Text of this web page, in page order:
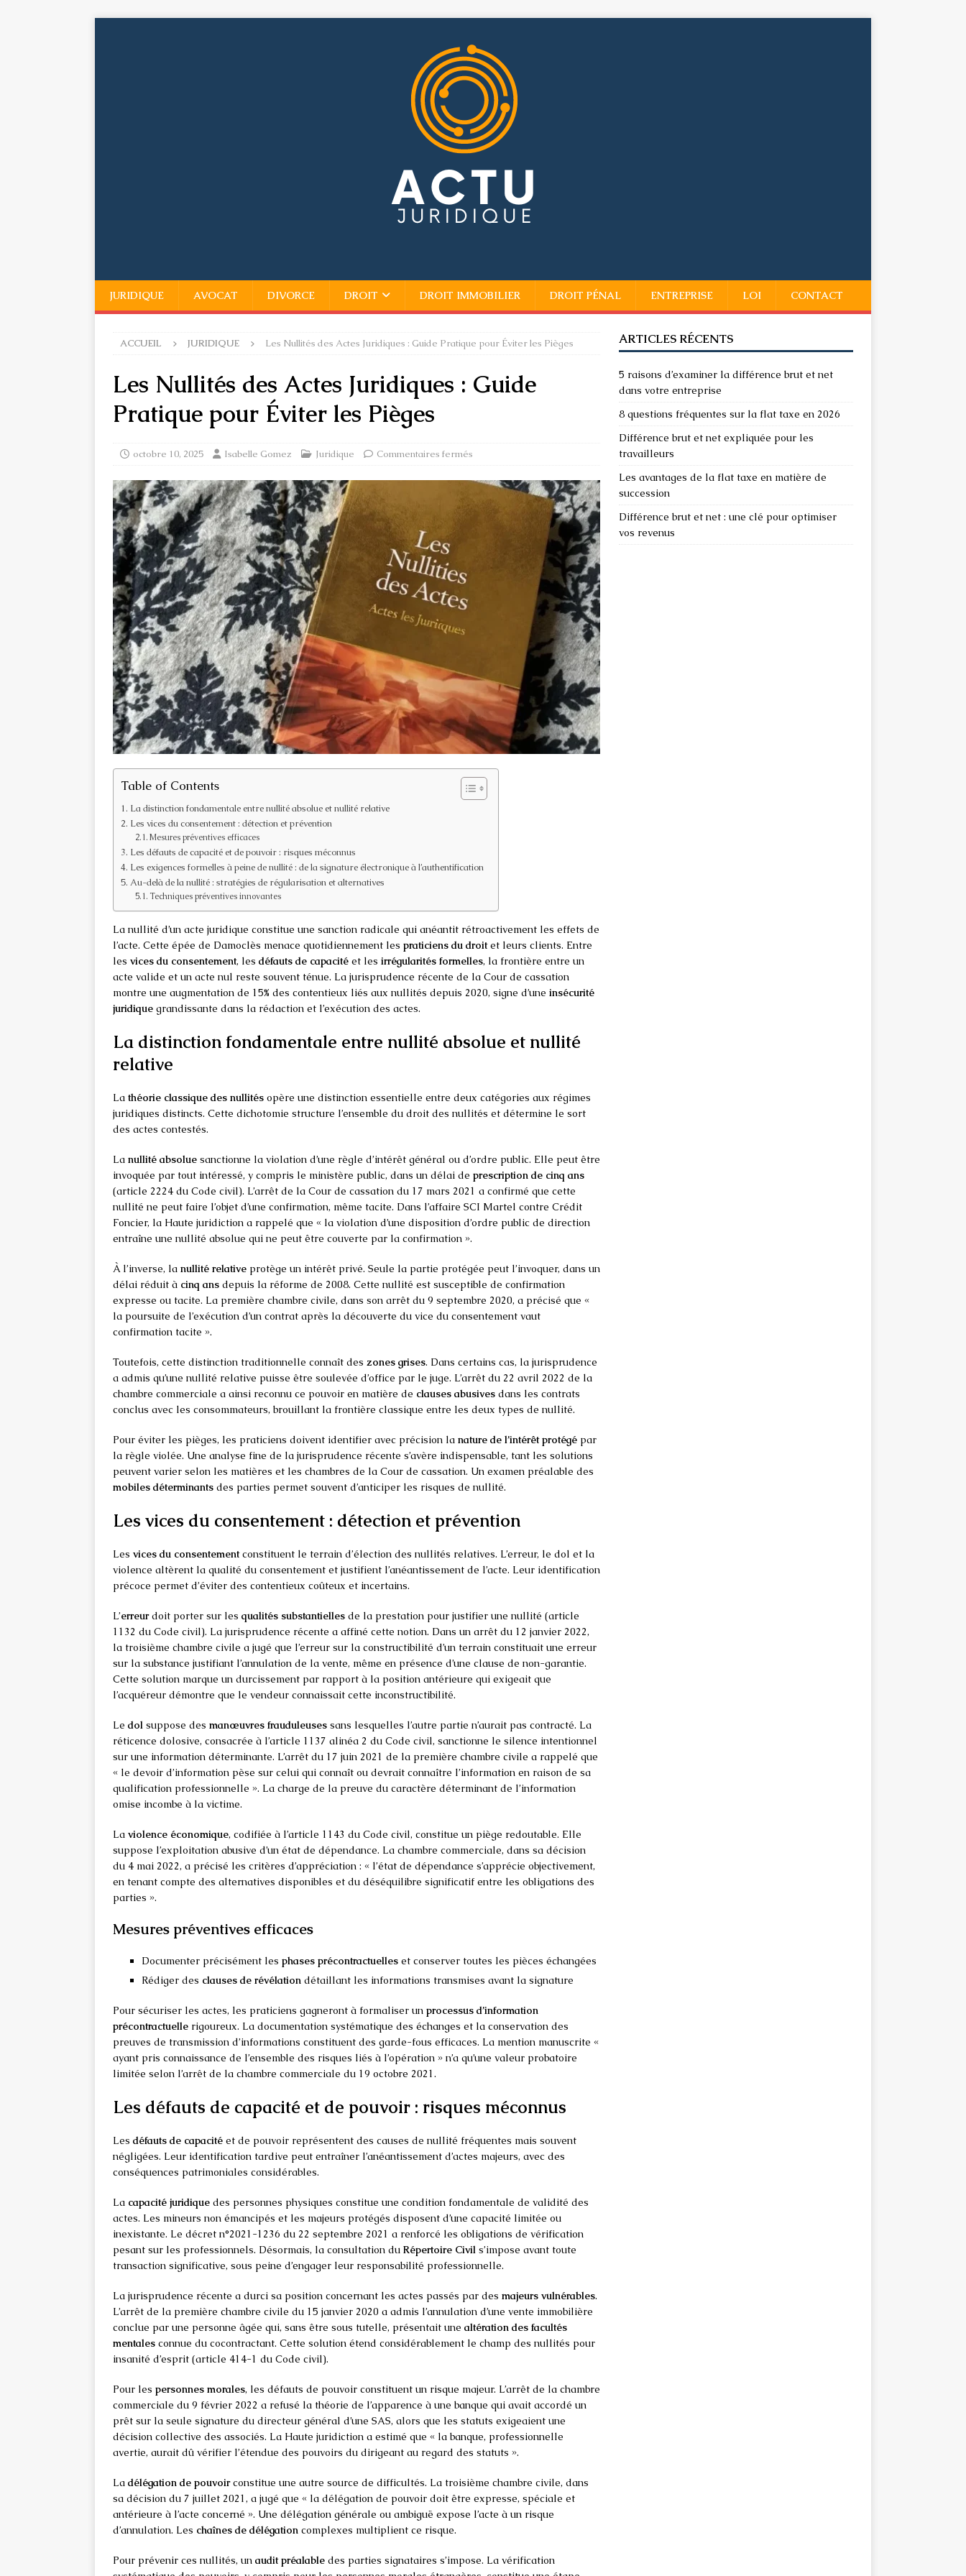
JURIDIQUE AVOCAT DIVORCE DROIT DROIT IMMOBILIER DROIT PÉNAL ENTREPRISE LOI CONTACT
ACCUEIL JURIDIQUE Les Nullités des Actes Juridiques : Guide Pratique pour Éviter les Pièges
Les Nullités des Actes Juridiques : Guide
Pratique pour Éviter les Pièges
octobre 10, 2025 Isabelle Gomez Juridique Commentaires fermés
Table of Contents
La distinction fondamentale entre nullité absolue et nullité relative
Les vices du consentement : détection et prévention
Mesures préventives efficaces
Les défauts de capacité et de pouvoir : risques méconnus
Les exigences formelles à peine de nullité : de la signature électronique à l’authentification
Au-delà de la nullité : stratégies de régularisation et alternatives
Techniques préventives innovantes
La nullité d’un acte juridique constitue une sanction radicale qui anéantit rétroactivement les effets de
l’acte. Cette épée de Damoclès menace quotidiennement les praticiens du droitet leurs clients. Entre
les vices du consentement, les défauts de capacité et les irrégularités formelles, la frontière entre un
acte valide et un acte nul reste souvent ténue. La jurisprudence récente de la Cour de cassation
montre une augmentation de 15% des contentieux liés aux nullités depuis 2020, signe d’une insécurité
juridique grandissante dans la rédaction et l’exécution des actes.
La distinction fondamentale entre nullité absolue et nullité
relative
La théorie classique des nullités opère une distinction essentielle entre deux catégories aux régimes
juridiques distincts. Cette dichotomie structure l’ensemble du droit des nullités et détermine le sort
des actes contestés.
La nullité absolue sanctionne la violation d’une règle d’intérêt général ou d’ordre public. Elle peut être
invoquée par tout intéressé, y compris le ministère public, dans un délai de prescription de cinq ans
(article 2224 du Code civil). L’arrêt de la Cour de cassation du 17 mars 2021 a confirmé que cette
nullité ne peut faire l’objet d’une confirmation, même tacite. Dans l’affaire SCI Martel contre Crédit
Foncier, la Haute juridiction a rappelé que « la violation d’une disposition d’ordre public de direction
entraîne une nullité absolue qui ne peut être couverte par la confirmation ».
À l’inverse, la nullité relative protège un intérêt privé. Seule la partie protégée peut l’invoquer, dans un
délai réduit à cinq ans depuis la réforme de 2008. Cette nullité est susceptible de confirmation
expresse ou tacite. La première chambre civile, dans son arrêt du 9 septembre 2020, a précisé que «
la poursuite de l’exécution d’un contrat après la découverte du vice du consentement vaut
confirmation tacite ».
Toutefois, cette distinction traditionnelle connaît des zones grises. Dans certains cas, la jurisprudence
a admis qu’une nullité relative puisse être soulevée d’office par le juge. L’arrêt du 22 avril 2022 de la
chambre commerciale a ainsi reconnu ce pouvoir en matière de clauses abusives dans les contrats
conclus avec les consommateurs, brouillant la frontière classique entre les deux types de nullité.
Pour éviter les pièges, les praticiens doivent identifier avec précision la nature de l’intérêt protégé par
la règle violée. Une analyse fine de la jurisprudence récente s’avère indispensable, tant les solutions
peuvent varier selon les matières et les chambres de la Cour de cassation. Un examen préalable des
mobiles déterminants des parties permet souvent d’anticiper les risques de nullité.
Les vices du consentement : détection et prévention
Les vices du consentementconstituent le terrain d’élection des nullités relatives. L’erreur, le dol et la
violence altèrent la qualité du consentement et justifient l’anéantissement de l’acte. Leur identification
précoce permet d’éviter des contentieux coûteux et incertains.
L’erreurdoit porter sur les qualités substantielles de la prestation pour justifier une nullité (article
1132 du Code civil). La jurisprudence récente a affiné cette notion. Dans un arrêt du 12 janvier 2022,
la troisième chambre civile a jugé que l’erreur sur la constructibilité d’un terrain constituait une erreur
sur la substance justifiant l’annulation de la vente, même en présence d’une clause de non-garantie.
Cette solution marque un durcissement par rapport à la position antérieure qui exigeait que
l’acquéreur démontre que le vendeur connaissait cette inconstructibilité.
Le dol suppose des manœuvres frauduleuses sans lesquelles l’autre partie n’aurait pas contracté. La
réticence dolosive, consacrée à l’article 1137 alinéa 2 du Code civil, sanctionne le silence intentionnel
sur une information déterminante. L’arrêt du 17 juin 2021 de la première chambre civile a rappelé que
« le devoir d’information pèse sur celui qui connaît ou devrait connaître l’information en raison de sa
qualification professionnelle ». La charge de la preuve du caractère déterminant de l’information
omise incombe à la victime.
La violence économique, codifiée à l’article 1143 du Code civil, constitue un piège redoutable. Elle
suppose l’exploitation abusive d’un état de dépendance. La chambre commerciale, dans sa décision
du 4 mai 2022, a précisé les critères d’appréciation : « l’état de dépendance s’apprécie objectivement,
en tenant compte des alternatives disponibles et du déséquilibre significatif entre les obligations des
parties ».
Mesures préventives efficaces
Documenter précisément les phases précontractuelles et conserver toutes les pièces échangées
Rédiger des clauses de révélation détaillant les informations transmises avant la signature
Pour sécuriser les actes, les praticiens gagneront à formaliser un processus d’information
précontractuelle rigoureux. La documentation systématique des échanges et la conservation des
preuves de transmission d’informations constituent des garde-fous efficaces. La mention manuscrite «
ayant pris connaissance de l’ensemble des risques liés à l’opération » n’a qu’une valeur probatoire
limitée selon l’arrêt de la chambre commerciale du 19 octobre 2021.
Les défauts de capacité et de pouvoir : risques méconnus
Les défauts de capacité et de pouvoir représentent des causes de nullité fréquentes mais souvent
négligées. Leur identification tardive peut entraîner l’anéantissement d’actes majeurs, avec des
conséquences patrimoniales considérables.
La capacité juridique des personnes physiques constitue une condition fondamentale de validité des
actes. Les mineurs non émancipés et les majeurs protégés disposent d’une capacité limitée ou
inexistante. Le décret n°2021-1236 du 22 septembre 2021 a renforcé les obligations de vérification
pesant sur les professionnels. Désormais, la consultation du Répertoire Civil s’impose avant toute
transaction significative, sous peine d’engager leur responsabilité professionnelle.
La jurisprudence récente a durci sa position concernant les actes passés par des majeurs vulnérables.
L’arrêt de la première chambre civile du 15 janvier 2020 a admis l’annulation d’une vente immobilière
conclue par une personne âgée qui, sans être sous tutelle, présentait une altération des facultés
mentales connue du cocontractant. Cette solution étend considérablement le champ des nullités pour
insanité d’esprit (article 414-1 du Code civil).
Pour les personnes morales, les défauts de pouvoir constituent un risque majeur. L’arrêt de la chambre
commerciale du 9 février 2022 a refusé la théorie de l’apparence à une banque qui avait accordé un
prêt sur la seule signature du directeur général d’une SAS, alors que les statuts exigeaient une
décision collective des associés. La Haute juridiction a estimé que « la banque, professionnelle
avertie, aurait dû vérifier l’étendue des pouvoirs du dirigeant au regard des statuts ».
La délégation de pouvoirconstitue une autre source de difficultés. La troisième chambre civile, dans
sa décision du 7 juillet 2021, a jugé que « la délégation de pouvoir doit être expresse, spéciale et
antérieure à l’acte concerné ». Une délégation générale ou ambiguë expose l’acte à un risque
d’annulation. Les chaînes de délégation complexes multiplient ce risque.
Pour prévenir ces nullités, un audit préalable des parties signataires s’impose. La vérification
ARTICLES RÉCENTS
5 raisons d’examiner la différence brut et net
dans votre entreprise
8 questions fréquentes sur la flat taxe en 2026
Différence brut et net expliquée pour les
travailleurs
Les avantages de la flat taxe en matière de
succession
Différence brut et net : une clé pour optimiser
vos revenus